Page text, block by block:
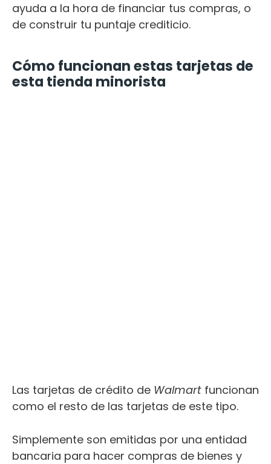
ayuda a la hora de financiar tus compras, o
de construir tu puntaje crediticio.
Cómo funcionan estas tarjetas de
esta tienda minorista
Las tarjetas de crédito de Walmart funcionan
como el resto de las tarjetas de este tipo.
Simplemente son emitidas por una entidad
bancaria para hacer compras de bienes y